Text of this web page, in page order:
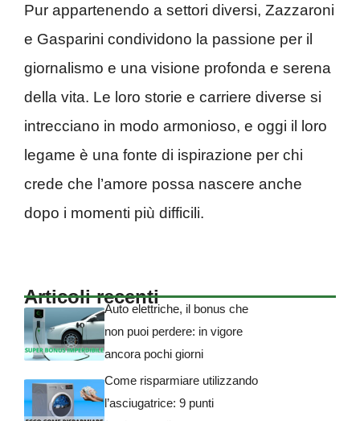
Pur appartenendo a settori diversi, Zazzaroni
e Gasparini condividono la passione per il
giornalismo e una visione profonda e serena
della vita. Le loro storie e carriere diverse si
intrecciano in modo armonioso, e oggi il loro
legame è una fonte di ispirazione per chi
crede che l’amore possa nascere anche
dopo i momenti più difficili.
Articoli recenti
Auto elettriche, il bonus che
non puoi perdere: in vigore
ancora pochi giorni
Come risparmiare utilizzando
l’asciugatrice: 9 punti